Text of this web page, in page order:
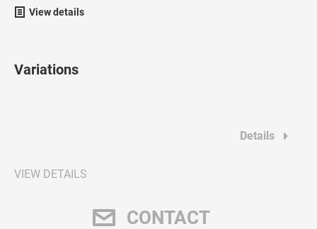
View details
Variations
Details
VIEW DETAILS
CONTACT